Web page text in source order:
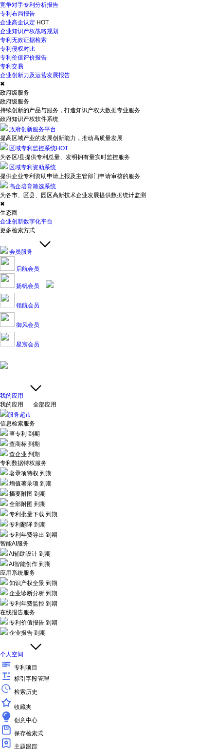
竞争对手专利分析报告
专利布局报告
企业高企认定 HOT
企业知识产权战略规划
专利无效证据检索
专利侵权对比
专利价值评价报告
专利交易
企业创新力及运营发展报告
✖
政府级服务
政府级服务
持续创新的产品与服务，打造知识产权大数据专业服务
政府知识产权软件系统
政府创新服务平台
提高区域产业的发展创新能力，推动高质量发展
区域专利监控系统HOT
为各区/县提供专利总量、发明拥有量实时监控服务
区域专利资助系统
提供企业专利资助申请上报及主管部门申请审核的服务
高企培育筛选系统
为各市、区县、园区高新技术企业发展提供数据统计监测
✖
生态圈
企业创新数字化平台
更多检索方式
会员服务
启航会员
扬帆会员
领航会员
御风会员
星宸会员
我的应用
我的应用
全部应用
服务超市
信息检索服务
查专利 到期
查商标 到期
查企业 到期
专利数据特权服务
著录项特权 到期
增值著录项 到期
摘要附图 到期
全部附图 到期
专利批量下载 到期
专利翻译 到期
专利年费导出 到期
智能AI服务
AI辅助设计 到期
AI智能创作 到期
应用系统服务
知识产权全景 到期
企业诊断分析 到期
专利年费监控 到期
在线报告服务
专利价值报告 到期
企业报告 到期
个人空间
专利项目
标引字段管理
检索历史
收藏夹
创意中心
保存检索式
主题跟踪